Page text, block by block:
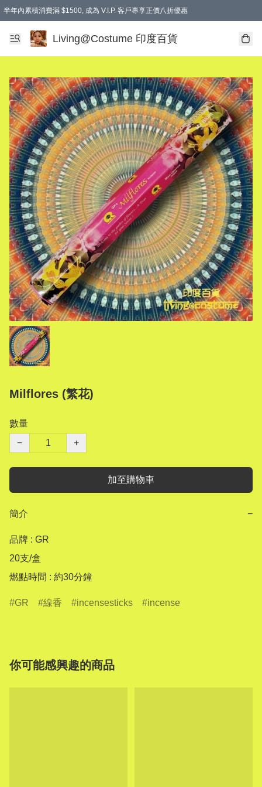
半年內累積消費滿 $1500, 成為 V.I.P. 客戶專享正價八折優惠
滿$600免本地運費
Living@Costume 印度百貨
Milflores (繁花)
數量
−
+
加至購物車
簡介 −
品牌 : GR
20支/盒
燃點時間 : 約30分鐘
GR 線香 incensesticks incense
你可能感興趣的商品